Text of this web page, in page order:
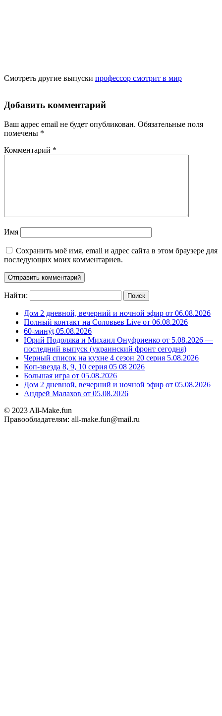
Смотреть другие выпуски профессор смотрит в мир
Добавить комментарий
Ваш адрес email не будет опубликован. Обязательные поля
помечены *
Комментарий *
Имя
Сохранить моё имя, email и адрес сайта в этом браузере для
последующих моих комментариев.
Найти:
Дом 2 дневной, вечерний и ночной эфир от 06.08.2026
Полный контакт на Соловьев Live от 06.08.2026
60-минẏƫ 05.08.2026
Юрий Подоляка и Михаил Онуфриенко от 5.08.2026 —
последний выпуск (украинский фронт сегодня)
Черный список на кухне 4 сезон 20 серия 5.08.2026
Коп-звезда 8, 9, 10 серия 05 08 2026
Большая игра от 05.08.2026
Дом 2 дневной, вечерний и ночной эфир от 05.08.2026
Андрей Малахов от 05.08.2026
© 2023 All-Make.fun
Правообладателям: all-make.fun@mail.ru